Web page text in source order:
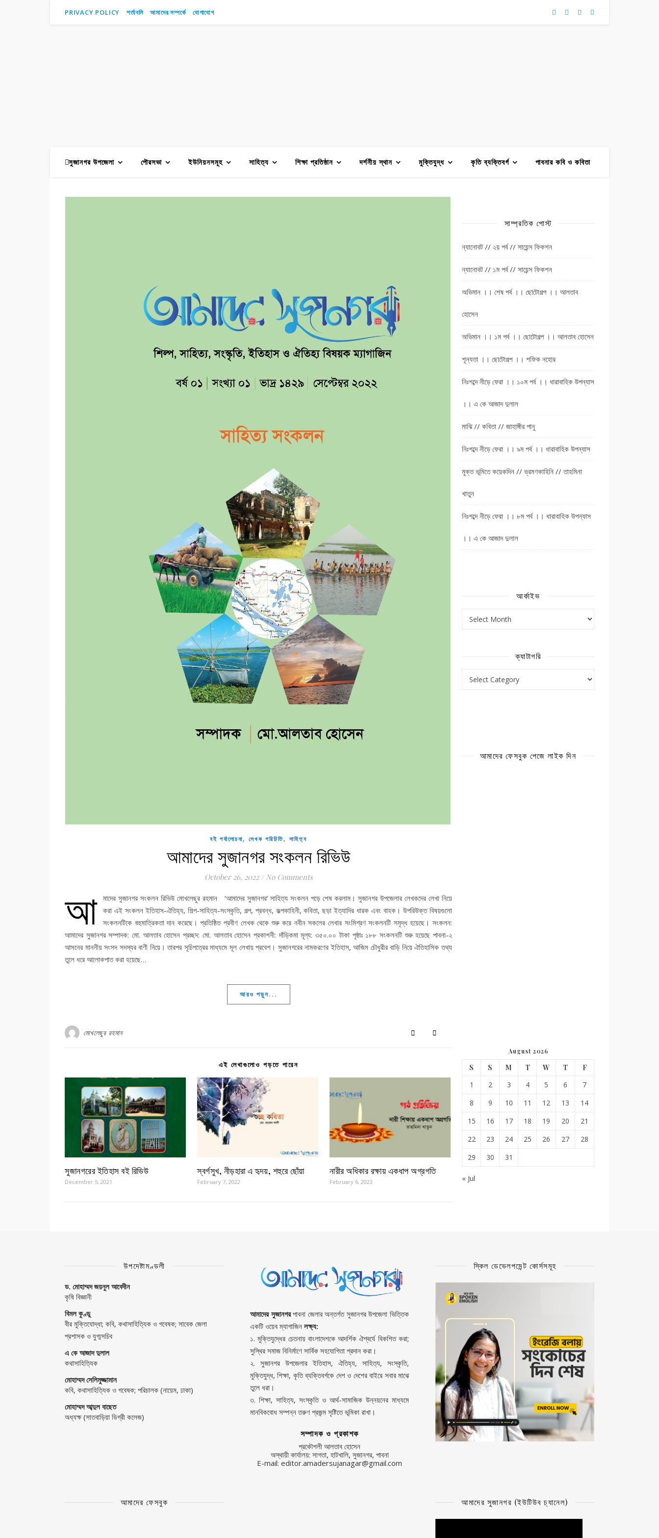
PRIVACY POLICY শর্তাবলি আমাদের সম্পর্কে যোগাযোগ
সুজানগর উপজেলা পৌরসভা ইউনিয়নসমূহ সাহিত্য শিক্ষা প্রতিষ্ঠান দর্শনীয় স্থান মুক্তিযুদ্ধ কৃতি ব্যক্তিবর্গ পাবনার কবি ও কবিতা
বই পর্যালোচনা, লেখক পরিচিতি, সাহিত্য
আমাদের সুজানগর সংকলন রিভিউ
October 26, 2022 / No Comments
আ মাদের সুজানগর সংকলন রিভিউ মোখলেছুর রহমান ‘আমাদের সুজানগর’ সাহিত্য সংকলন পড়ে শেষ করলাম। সুজানগর উপজেলার লেখকদের লেখা নিয়ে
করা এই সংকলন ইতিহাস-ঐতিহ্য, শিল্প-সাহিত্য-সংস্কৃতি, গল্প, প্রবন্ধ, কল্পকাহিনী, কবিতা, ছড়া ইত্যাদির ধারক এবং বাহক। উপরিউক্ত বিষয়গুলো
সংকলনটিকে বহুমাত্রিকতা দান করেছে। প্রতিষ্ঠিত প্রবীণ লেখক থেকে শুরু করে নবীন সকলের লেখার সংমিশ্রণ সংকলনটি সমৃদ্ধ হয়েছে। সংকলন:
আমাদের সুজানগর সম্পাদক: মো. আলতাব হোসেন প্রচ্ছদ: মো. আলতাব হোসেন প্রকাশনী: দাঁড়িকমা মূল্য: ৩৫০.০০ টাকা পৃষ্ঠাঃ ১৮৮ সংকলনটি শুরু হয়েছে পাবনা-২
আসনের মাননীয় সংসদ সদস্যর বাণী নিয়ে। তারপর সূচিপত্রের মাধ্যমে মূল লেখায় প্রবেশ। সুজানগরের নামকরণের ইতিহাস, আজিম চৌধুরীর বাড়ি নিয়ে ঐতিহাসিক তথ্য
তুলে ধরে আলোকপাত করা হয়েছে…
আরও পড়ুন...
মোখলেছুর রহমান
এই লেখাগুলোও পড়তে পারেন
সুজানগরের ইতিহাস বই রিভিউ
December 5, 2021
স্বর্গসুখ, নীড়হারা এ হৃদয়, শহুরে ছোঁয়া
February 7, 2022
নারীর অধিকার রক্ষায় একধাপ অগ্রগতি
February 6, 2023
সাম্প্রতিক পোস্ট
ন্যানোবট // ২য় পর্ব // সায়েন্স ফিকশন
ন্যানোবট // ১ম পর্ব // সায়েন্স ফিকশন
অভিমান ।। শেষ পর্ব ।। ছোটোগল্প ।। আলতাব
হোসেন
অভিমান ।। ১ম পর্ব ।। ছোটোগল্প ।। আলতাব হোসেন
শূন্যতা ।। ছোটোগল্প ।। শফিক নহোর
নিঃশব্দে নীড়ে ফেরা ।। ১০ম পর্ব ।। ধারাবাহিক উপন্যাস
।। এ কে আজাদ দুলাল
মাঝি // কবিতা // জাহাঙ্গীর পানু
নিঃশব্দে নীড়ে ফেরা ।। ৯ম পর্ব ।। ধারাবাহিক উপন্যাস
মুক্ত ভূমিতে কয়েকদিন // ভ্রমণকাহিনি // তাহমিনা
খাতুন
নিঃশব্দে নীড়ে ফেরা ।। ৮ম পর্ব ।। ধারাবাহিক উপন্যাস
।। এ কে আজাদ দুলাল
আর্কাইভ
ক্যাটাগরি
আমাদের ফেসবুক পেজে লাইক দিন
August 2026
S S M T W T
F
1
2 3 4 5 6
7
8
9 10 11 12 13
14
15
16 17 18 19 20
21
22
23 24 25 26 27
28
29
30 31
« Jul
উপদেষ্টামণ্ডলী
ড. মোহাম্মদ জয়নুল আবেদীন
কৃষি বিজ্ঞানী
বিমল কুণ্ডু
বীর মুক্তিযোদ্ধা; কবি, কথাসাহিত্যিক ও গবেষক; সাবেক জেলা
প্রশাসক ও যুগ্মসচিব
এ কে আজাদ দুলাল
কথাসাহিত্যিক
মোহাম্মদ সেলিমুজ্জামান
কবি, কথাসাহিত্যিক ও গবেষক; পরিচালক (নায়েম, ঢাকা)
মোহাম্মদ আব্দুল বাছেত
অধ্যক্ষ (সাতবাড়িয়া ডিগ্রী কলেজ)
আমাদের সুজানগরপাবনা জেলার অন্তর্গত সুজানগর উপজেলা ভিত্তিক
একটি ওয়েব ম্যাগাজিন লক্ষ্য:
১. মুক্তিযুদ্ধের চেতনায় বাংলাদেশকে আদর্শিক ঐশ্বর্যে বিকশিত করা;
সুস্থির সমাজ বিনির্মাণে সার্বিক সহযোগিতা প্রদান করা।
২. সুজানগর উপজেলার ইতিহাস, ঐতিহ্য, সাহিত্য, সংস্কৃতি,
মুক্তিযুদ্ধ, শিক্ষা, কৃতি ব্যক্তিবর্গকে দেশ ও দেশের বাইরে সবার মাঝে
তুলে ধরা।
৩. শিক্ষা, সাহিত্য, সংস্কৃতি ও আর্থ-সামাজিক উন্নয়নের মাধ্যমে
মানবিকবোধ সম্পন্ন তরুণ প্রজন্ম সৃষ্টিতে ভূমিকা রাখা।
সম্পাদক ও প্রকাশক
প্রকৌশলী আলতাব হোসেন
অস্থায়ী কার্যালয়: সাগতা, হাটখালি, সুজানগর, পাবনা
E-mail: editor.amadersujanagar@gmail.com
স্কিল ডেভেলপমেন্ট কোর্সসমূহ
আমাদের ফেসবুক আমাদের সুজানগর (ইউটিউব চ্যানেল)